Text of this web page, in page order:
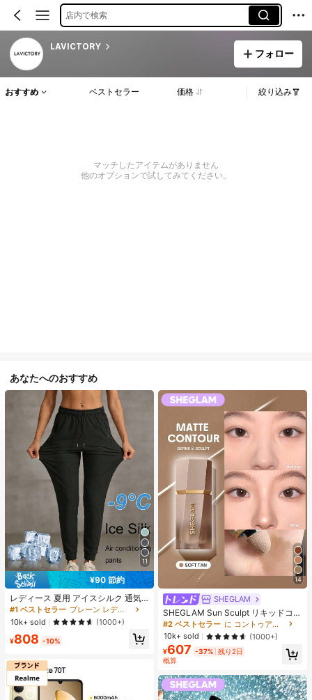
店内で検索
LAVICTORY
フォロー
おすすめ ベストセラー 価格 絞り込み
マッチしたアイテムがありません
他のオプションで試してみてください。
あなたへのおすすめ
11
¥90 節約
レディース 夏用 アイスシルク 通気
性 ランニングパンツ、速乾 軽量 ス
ポーツパンツ ジッパーポケット & ウ
エストバンド付き フィットネス & ジ
ョギング用 ブラック、アスレジャー
#1 ベストセラー
プレーン レディースパンツ
10k+ sold
(1000+)
¥808 -10%
14
SHEGLAM
SHEGLAM Sun Sculpt リキッドコン
ター-Soft Tan ノーズシャドウ シェ
ーディング 女性と女の子のためのブ
ランドビューティーコスメメイクア
ップ
#2 ベストセラー
に コントゥア＆ブロンザー
10k+ sold
(1000+)
¥607 -37% 残り2日
概算